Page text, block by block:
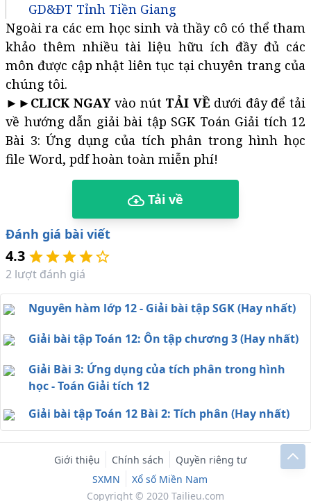
GD&ĐT Tỉnh Tiền Giang
Ngoài ra các em học sinh và thầy cô có thể tham
khảo thêm nhiều tài liệu hữu ích đầy đủ các
môn được cập nhật liên tục tại chuyên trang của
chúng tôi.
►► CLICK NGAYvào nút TẢI VỀdưới đây để tải
về hướng dẫn giải bài tập SGK Toán Giải tích 12
Bài 3: Ứng dụng của tích phân trong hình học
file Word, pdf hoàn toàn miễn phí!
Tải về
Đánh giá bài viết
4.3
2 lượt đánh giá
Nguyên hàm lớp 12 - Giải bài tập SGK (Hay nhất)
Giải bài tập Toán 12: Ôn tập chương 3 (Hay nhất)
Giải Bài 3: Ứng dụng của tích phân trong hình
học - Toán Giải tích 12
Giải bài tập Toán 12 Bài 2: Tích phân (Hay nhất)
Giới thiệu Chính sách
Quyền riêng tư
SXMN
Xổ số Miền Nam
Copyright © 2020 Tailieu.com